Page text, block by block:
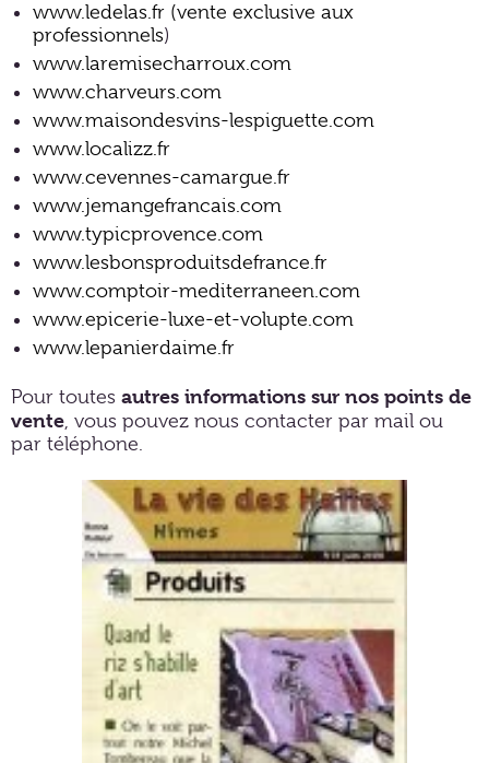
www.ledelas.fr (vente exclusive aux
professionnels)
www.laremisecharroux.com
www.charveurs.com
www.maisondesvins-lespiguette.com
www.localizz.fr
www.cevennes-camargue.fr
www.jemangefrancais.com
www.typicprovence.com
www.lesbonsproduitsdefrance.fr
www.comptoir-mediterraneen.com
www.epicerie-luxe-et-volupte.com
www.lepanierdaime.fr
Pour toutes autres informations sur nos points de
vente, vous pouvez nous contacter par mail ou
par téléphone.